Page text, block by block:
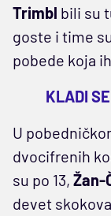
Trimbl bili su
goste i time
pobede koja
KLADI
U
dvocifrenih
su po 13, Žan-
devet